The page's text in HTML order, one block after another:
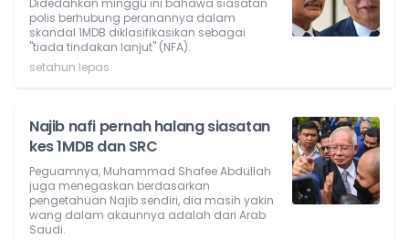
Didedahkan minggu ini bahawa siasatan
polis berhubung peranannya dalam
skandal 1MDB diklasifikasikan sebagai
"tiada tindakan lanjut" (NFA).
setahun lepas
Najib nafi pernah halang siasatan
kes 1MDB dan SRC
Peguamnya, Muhammad Shafee Abdullah
juga menegaskan berdasarkan
pengetahuan Najib sendiri, dia masih yakin
wang dalam akaunnya adalah dari Arab
Saudi.